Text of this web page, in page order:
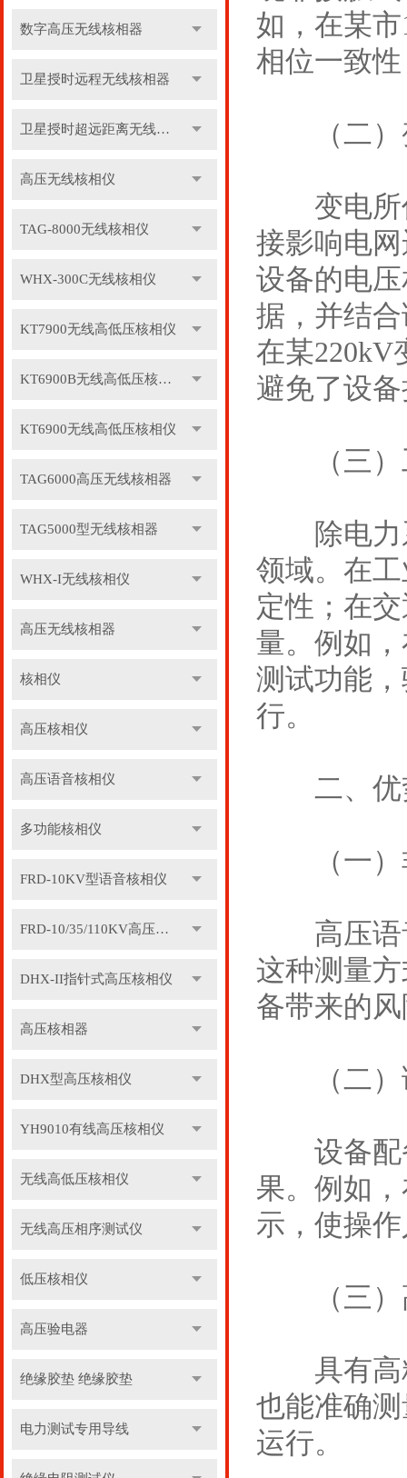
数字高压无线核相器
卫星授时远程无线核相器
卫星授时超远距离无线核相器
高压无线核相仪
TAG-8000无线核相仪
WHX-300C无线核相仪
KT7900无线高低压核相仪
KT6900B无线高低压核相仪
KT6900无线高低压核相仪
TAG6000高压无线核相器
TAG5000型无线核相器
WHX-I无线核相仪
高压无线核相器
核相仪
高压核相仪
高压语音核相仪
多功能核相仪
FRD-10KV型语音核相仪
FRD-10/35/110KV高压语音核相器
DHX-II指针式高压核相仪
高压核相器
DHX型高压核相仪
YH9010有线高压核相仪
无线高低压核相仪
无线高压相序测试仪
低压核相仪
高压验电器
绝缘胶垫 绝缘胶垫
电力测试专用导线
如，在某
相位一致
（二）
变电所作
接影响电
设备的电
据，并结
在某220kV
避免了设
（三）
除电力系
领域。在
定性；在
量。例如
测试功能
行。
二、优
（一）
高压语音
这种测量
备带来的
（二）
设备配备
果。例如
示，使操
（三）
具有高精
也能准确
运行。